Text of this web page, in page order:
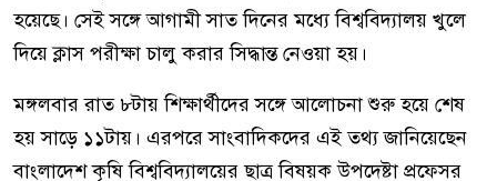
হয়েছে। সেই সঙ্গে আগামী সাত দিনের মধ্যে বিশ্ববিদ্যালয় খুলে
দিয়ে ক্লাস পরীক্ষা চালু করার সিদ্ধান্ত নেওয়া হয়।
মঙ্গলবার রাত ৮টায় শিক্ষার্থীদের সঙ্গে আলোচনা শুরু হয়ে শেষ
হয় সাড়ে ১১টায়। এরপরে সাংবাদিকদের এই তথ্য জানিয়েছেন
বাংলাদেশ কৃষি বিশ্ববিদ্যালয়ের ছাত্র বিষয়ক উপদেষ্টা প্রফেসর